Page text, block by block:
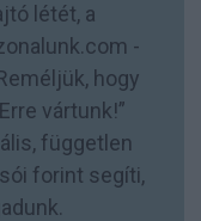
létét, a
-
hogy
vártunk!”
független
forint segíti,